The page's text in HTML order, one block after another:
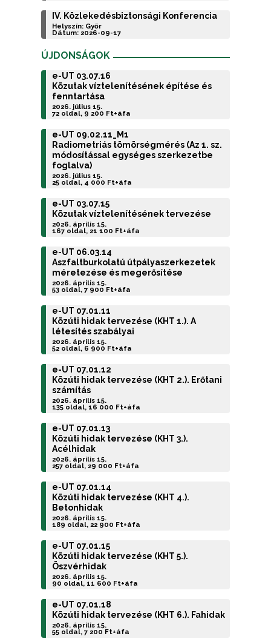
IV. Közlekedésbiztonsági Konferencia
Helyszín: Győr
Dátum: 2026-09-17
ÚJDONSÁGOK
e-UT 03.07.16
Közutak víztelenítésének építése és
fenntartása
2026. július 15.
72 oldal, 9 200 Ft+áfa
e-UT 09.02.11_M1
Radiometriás tömörségmérés (Az 1. sz.
módosítással egységes szerkezetbe
foglalva)
2026. július 15.
25 oldal, 4 000 Ft+áfa
e-UT 03.07.15
Közutak víztelenítésének tervezése
2026. április 15.
167 oldal, 21 100 Ft+áfa
e-UT 06.03.14
Aszfaltburkolatú útpályaszerkezetek
méretezése és megerősítése
2026. április 15.
53 oldal, 7 900 Ft+áfa
e-UT 07.01.11
Közúti hidak tervezése (KHT 1.). A
létesítés szabályai
2026. április 15.
52 oldal, 6 900 Ft+áfa
e-UT 07.01.12
Közúti hidak tervezése (KHT 2.). Erőtani
számítás
2026. április 15.
135 oldal, 16 000 Ft+áfa
e-UT 07.01.13
Közúti hidak tervezése (KHT 3.).
Acélhidak
2026. április 15.
257 oldal, 29 000 Ft+áfa
e-UT 07.01.14
Közúti hidak tervezése (KHT 4.).
Betonhidak
2026. április 15.
189 oldal, 22 900 Ft+áfa
e-UT 07.01.15
Közúti hidak tervezése (KHT 5.).
Öszvérhidak
2026. április 15.
90 oldal, 11 600 Ft+áfa
e-UT 07.01.18
Közúti hidak tervezése (KHT 6.). Fahidak
2026. április 15.
55 oldal, 7 200 Ft+áfa